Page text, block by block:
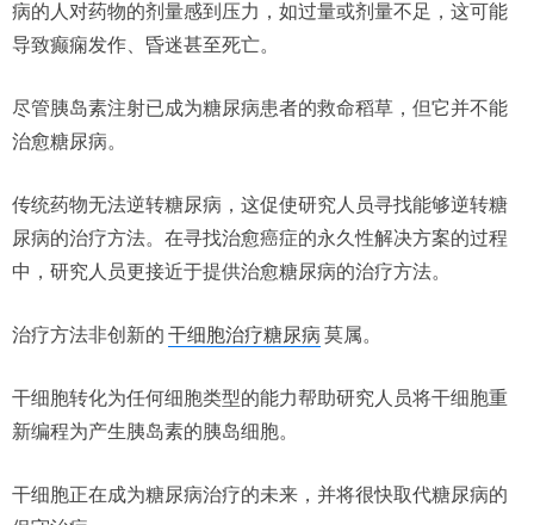
病的人对药物的剂量感到压力，如过量或剂量不足，这可能
导致癫痫发作、昏迷甚至死亡。
尽管胰岛素注射已成为糖尿病患者的救命稻草，但它并不能
治愈糖尿病。
传统药物无法逆转糖尿病，这促使研究人员寻找能够逆转糖
尿病的治疗方法。在寻找治愈癌症的永久性解决方案的过程
中，研究人员更接近于提供治愈糖尿病的治疗方法。
治疗方法非创新的 干细胞治疗糖尿病 莫属。
干细胞转化为任何细胞类型的能力帮助研究人员将干细胞重
新编程为产生胰岛素的胰岛细胞。
干细胞正在成为糖尿病治疗的未来，并将很快取代糖尿病的